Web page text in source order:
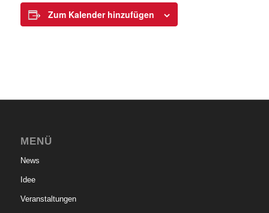
Zum Kalender hinzufügen
MENÜ
News
Idee
Veranstaltungen